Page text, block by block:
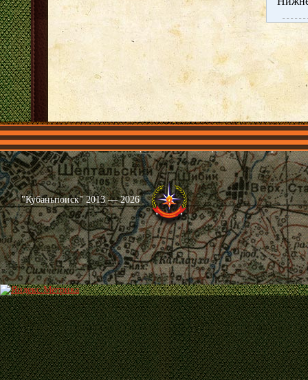
Главная Имена Общественные объединения Проекты
"Кубаньпоиск" 2013 — 2026